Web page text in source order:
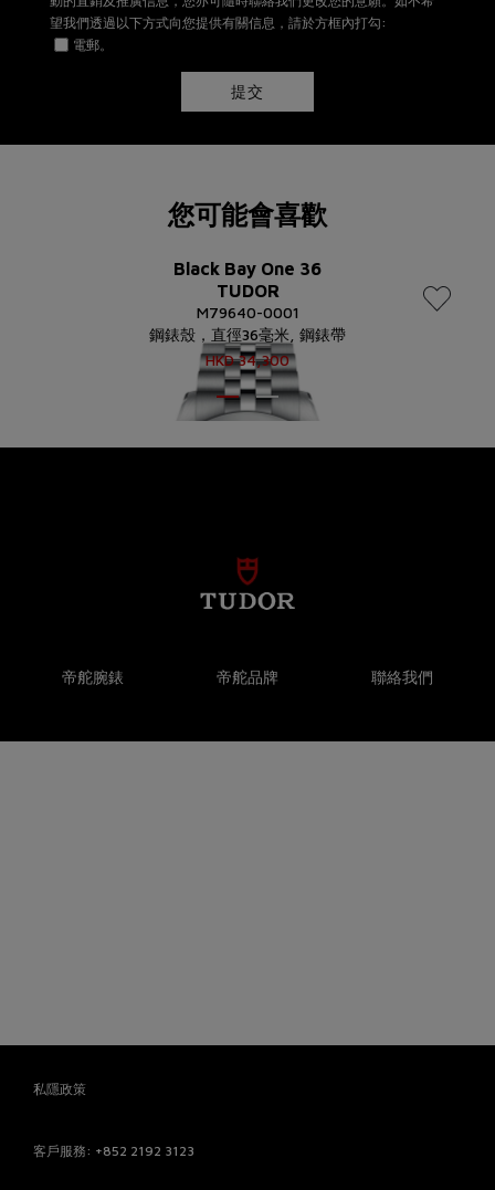
望我們透過以下方式向您提供有關信息，請於方框內打勾:
電郵。
提交
您可能會喜歡
Black Bay One 36
TUDOR
M79640-0001
鋼錶殼，直徑36毫米, 鋼錶帶
HKD34,300
帝舵腕錶 帝舵品牌 聯絡我們
私隱政策
客戶服務: +852 2192 3123